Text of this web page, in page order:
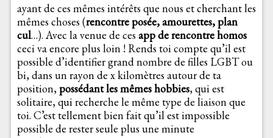
ayant de ces mêmes intérêts que nous et cherchant les
mêmes choses (rencontre posée, amourettes, plan
cul…). Avec la venue de ces app de rencontre homos
ceci va encore plus loin ! Rends toi compte qu’il est
possible d’identifier grand nombre de filles LGBT ou
bi, dans un rayon de x kilomètres autour de ta
position,possédant les mêmes hobbies, qui est
solitaire, qui recherche le même type de liaison que
toi. C’est tellement bien fait qu’il est impossible
possible de rester seule plus une minute